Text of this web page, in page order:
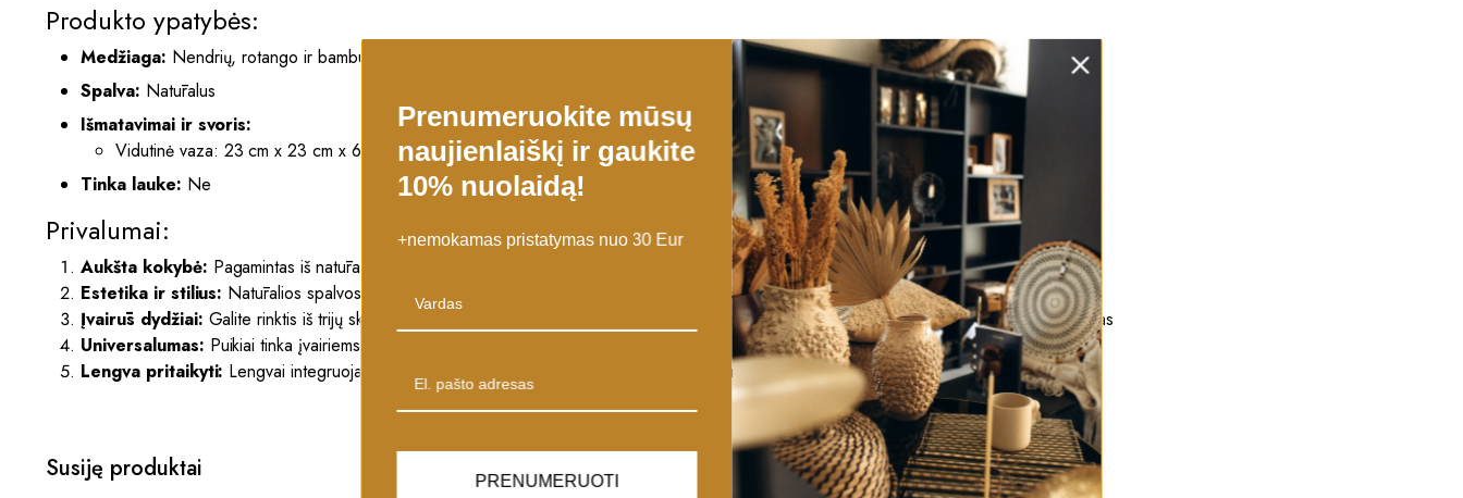
Produkto ypatybės:
Medžiaga: Nendrių, rotango ir bambuko derinys
Spalva: Natūralus
Išmatavimai ir svoris:
Vidutinė vaza: 23 cm x 23 cm x 62 cm
Tinka lauke: Ne
Privalumai:
Aukšta kokybė: Pagamintas iš natūralių medžiagų, šis rinkinys yra patvarus ir ilgaamžis.
Estetika ir stilius: Natūralios spalvos ir bambuko tekstūra suteikia elegantišką ir šiuolaikišką išvaizdą.
Įvairūs dydžiai: Galite rinktis iš trijų skirtingų dydžių, todėl galite šias vazas komplektuoti ir taip sudaryti įvairias gėlių ir dekoracijų kompozicijas
Universalumas: Puikiai tinka įvairiems interjero stiliams, nuo minimalistinio iki bohemiško.
Lengva pritaikyti: Lengvai integruojamas į bet kurią erdvę, suteikiant natūralumo ir stiliaus pojūtį.
Susiję produktai
Prenumeruokite mūsų
naujienlaiškį ir gaukite
10% nuolaidą!
+nemokamas pristatymas nuo 30 Eur
PRENUMERUOTI